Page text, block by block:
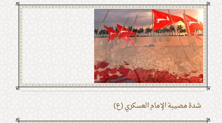
شدة مصيبة الإمام العسكري (ع)